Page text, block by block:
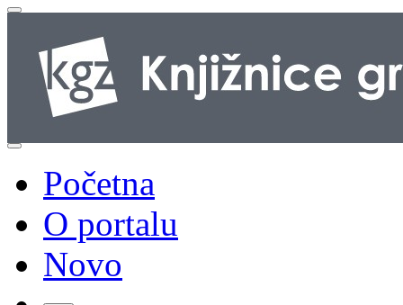
Početna
O portalu
Novo